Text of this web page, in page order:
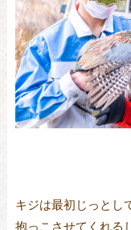
キジは最初じっとし
抱っこさせてくれる